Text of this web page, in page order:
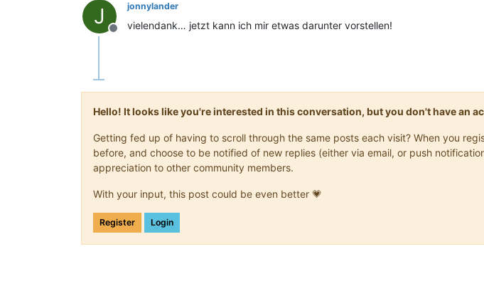
J
Offline
jonnylander
vielendank… jetzt kann ich mir etwas darunter vorstellen!
Hello! It looks like you're interested in this conversation, but you don't have an
Getting fed up of having to scroll through the same posts each visit? When you
before, and choose to be notified of new replies (either via email, or push
appreciation to other community members.
With your input, this post could be even better 💗
Register Login